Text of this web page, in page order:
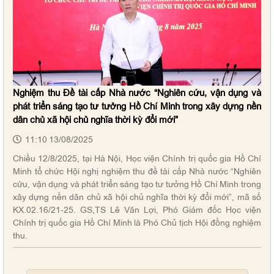
Nghiệm thu Đề tài cấp Nhà nước “Nghiên cứu, vận dụng và
phát triển sáng tạo tư tưởng Hồ Chí Minh trong xây dựng nền
dân chủ xã hội chủ nghĩa thời kỳ đổi mới”
11:10 13/08/2025
Chiều 12/8/2025, tại Hà Nội, Học viện Chính trị quốc gia Hồ Chí
Minh tổ chức Hội nghị nghiệm thu đề tài cấp Nhà nước “Nghiên
cứu, vận dụng và phát triển sáng tạo tư tưởng Hồ Chí Minh trong
xây dựng nền dân chủ xã hội chủ nghĩa thời kỳ đổi mới”, mã số
KX.02.16/21-25. GS,TS Lê Văn Lợi, Phó Giám đốc Học viện
Chính trị quốc gia Hồ Chí Minh là Phó Chủ tịch Hội đồng nghiệm
thu.
Kế hoạch số 992-KH/HVCTQG: Kế hoạch Hành động
100 ngày triển khai thực hiện Nghị quyết số 57-NQ/TW
của Bộ Chính trị về phát triển khoa học, công nghệ, đổi
mới sáng tạo và chuyển đổi số tại Học viện Chính trị